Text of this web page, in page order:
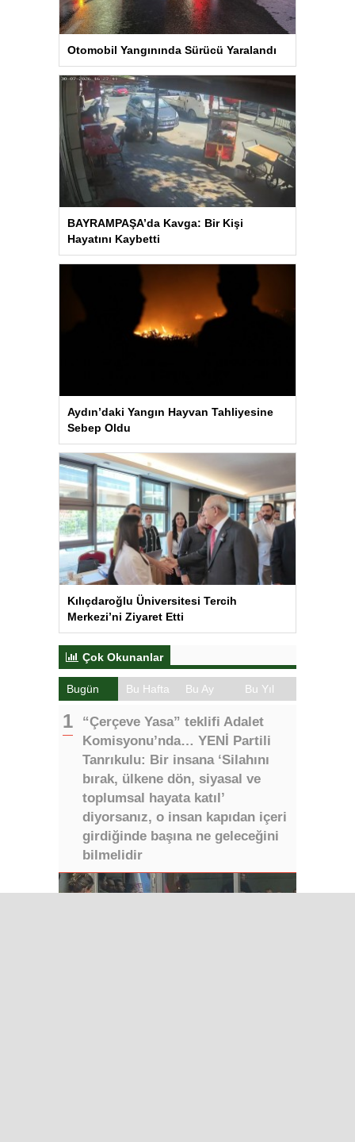
Otomobil Yangınında Sürücü Yaralandı
BAYRAMPAŞA’da Kavga: Bir Kişi
Hayatını Kaybetti
Aydın’daki Yangın Hayvan Tahliyesine
Sebep Oldu
Kılıçdaroğlu Üniversitesi Tercih
Merkezi’ni Ziyaret Etti
Çok Okunanlar
Bugün Bu Hafta Bu Ay Bu Yıl
“Çerçeve Yasa” teklifi Adalet
Komisyonu’nda… YENİ Partili
Tanrıkulu: Bir insana ‘Silahını
bırak, ülkene dön, siyasal ve
toplumsal hayata katıl’
diyorsanız, o insan kapıdan içeri
girdiğinde başına ne geleceğini
bilmelidir